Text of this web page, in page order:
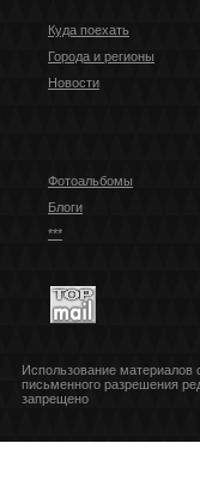
Куда поехать
Города и регионы
Новости
Фотоальбомы
Блоги
***
Использование материалов
письменного разрешения
запрещено